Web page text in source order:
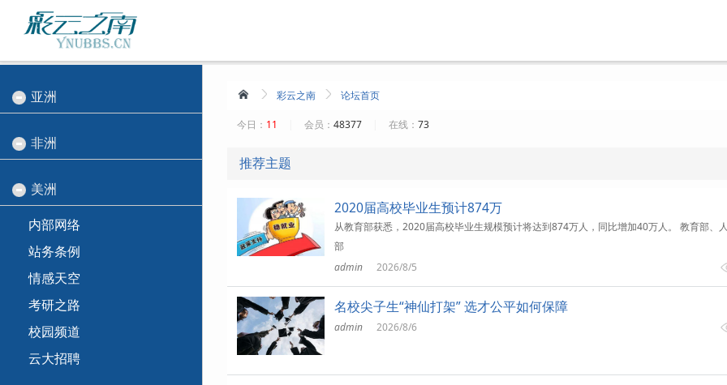
亚洲
非洲
美洲
内部网络
站务条例
情感天空
考研之路
校园频道
云大招聘
彩云之南 论坛首页
今日： 11 会员： 48377 在线： 73
推荐主题
2020届高校毕业生预计874万
从教育部获悉，2020届高校毕业生规模预计将达到874万人，同比增加40万人。 教育部、
部
admin
2026/8/5
名校尖子生“神仙打架” 选才公平如何保障
admin 2026/8/6